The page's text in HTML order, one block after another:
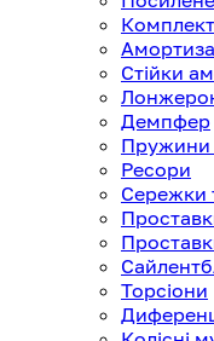
Стійки
Демпфер
Пружини
Ресори
Сережки
Торсіони